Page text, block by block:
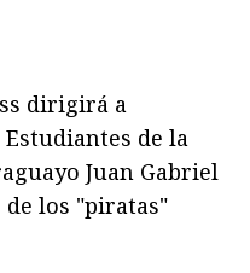
dirigirá a
de la
Juan Gabriel
los "piratas"